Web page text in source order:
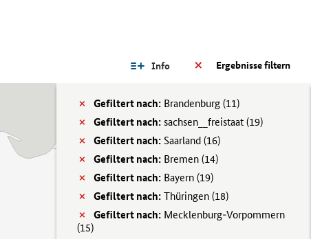
Ergebnisse filtern
Info
Gefiltert nach: Brandenburg (11)
Gefiltert nach: sachsen__freistaat (19)
Gefiltert nach: Saarland (16)
Gefiltert nach: Bremen (14)
Gefiltert nach: Bayern (19)
Gefiltert nach: Thüringen (18)
Gefiltert nach: Mecklenburg-Vorpommern
(15)